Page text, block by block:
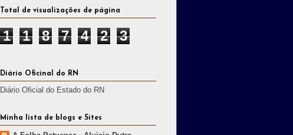
Total de visualizações de página
1 1 8 7 4 2 3
Diário Oficinal do RN
Diário Oficial do Estado do RN
Minha lista de blogs e Sites